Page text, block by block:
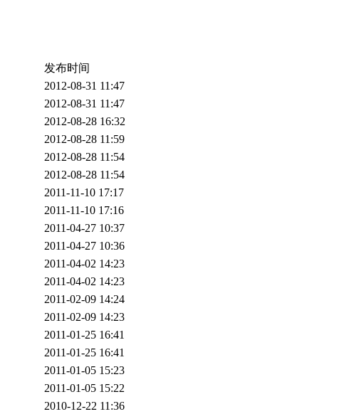
发布时间
2012-08-31 11:47
2012-08-31 11:47
2012-08-28 16:32
2012-08-28 11:59
2012-08-28 11:54
2012-08-28 11:54
2011-11-10 17:17
2011-11-10 17:16
2011-04-27 10:37
2011-04-27 10:36
2011-04-02 14:23
2011-04-02 14:23
2011-02-09 14:24
2011-02-09 14:23
2011-01-25 16:41
2011-01-25 16:41
2011-01-05 15:23
2011-01-05 15:22
2010-12-22 11:36